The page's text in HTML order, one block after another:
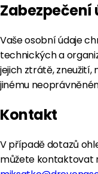
Zabezpečení
Vaše osobní údaje
technických a
jejich ztrátě,
jinému
Kontakt
V případě dotazů
můžete kontaktovat